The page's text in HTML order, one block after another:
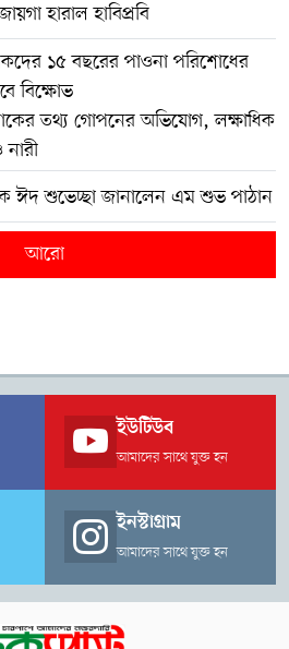
হারাল হাবিপ্রবি
১৫ বছরের পাওনা পরিশোধের
বিক্ষোভ
তথ্য গোপনের অভিযোগ, লক্ষাধিক
ঈদ শুভেচ্ছা জানালেন এম শুভ পাঠান
আরো
ইউটিউব
আমাদের সাথে যুক্ত হন
ইনস্টাগ্রাম
আমাদের সাথে যুক্ত হন